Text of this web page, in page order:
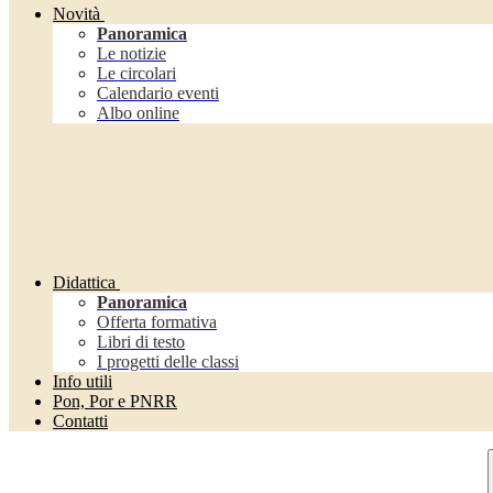
Novità
Panoramica
Le notizie
Le circolari
Calendario eventi
Albo online
Didattica
Panoramica
Offerta formativa
Libri di testo
I progetti delle classi
Info utili
Pon, Por e PNRR
Contatti